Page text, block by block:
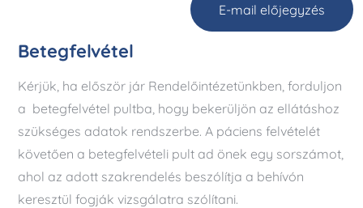
E-mail előjegyzés
Betegfelvétel
Kérjük, ha először jár Rendelőintézetünkben, forduljon
a betegfelvétel pultba, hogy bekerüljön az ellátáshoz
szükséges adatok rendszerbe. A páciens felvételét
követően a betegfelvételi pult ad önek egy sorszámot,
ahol az adott szakrendelés beszólítja a behívón
keresztül fogják vizsgálatra szólítani.